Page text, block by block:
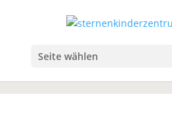
Seite wählen